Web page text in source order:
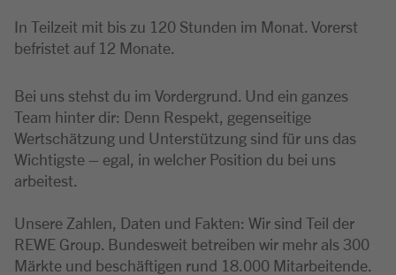
In Teilzeit mit bis zu 120 Stunden im Monat. Vorerst
befristet auf 12 Monate.
Bei uns stehst du im Vordergrund. Und ein ganzes
Team hinter dir: Denn Respekt, gegenseitige
Wertschätzung und Unterstützung sind für uns das
Wichtigste – egal, in welcher Position du bei uns
arbeitest.
Unsere Zahlen, Daten und Fakten: Wir sind Teil der
REWE Group. Bundesweit betreiben wir mehr als 300
Märkte und beschäftigen rund 18.000 Mitarbeitende.